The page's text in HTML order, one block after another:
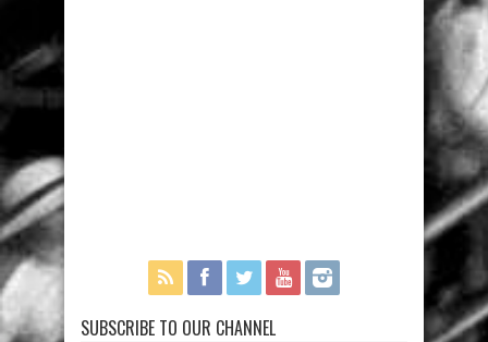
SUBSCRIBE TO OUR CHANNEL